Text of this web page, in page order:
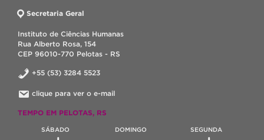
Secretaria Geral
Instituto de Ciências Humanas
Rua Alberto Rosa, 154
CEP 96010-770 Pelotas - RS
+55 (53) 3284 5523
clique para ver o e-mail
TEMPO EM PELOTAS, RS
SÁBADO DOMINGO SEGUNDA